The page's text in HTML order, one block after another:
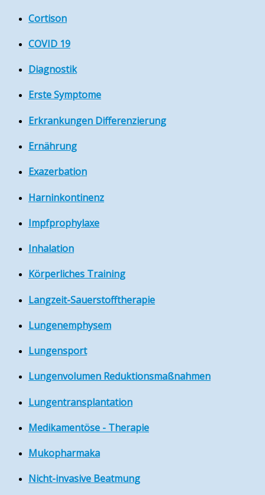
Cortison
COVID 19
Diagnostik
Erste Symptome
Erkrankungen Differenzierung
Ernährung
Exazerbation
Harninkontinenz
Impfprophylaxe
Inhalation
Körperliches Training
Langzeit-Sauerstofftherapie
Lungenemphysem
Lungensport
Lungenvolumen Reduktionsmaßnahmen
Lungentransplantation
Medikamentöse - Therapie
Mukopharmaka
Nicht-invasive Beatmung